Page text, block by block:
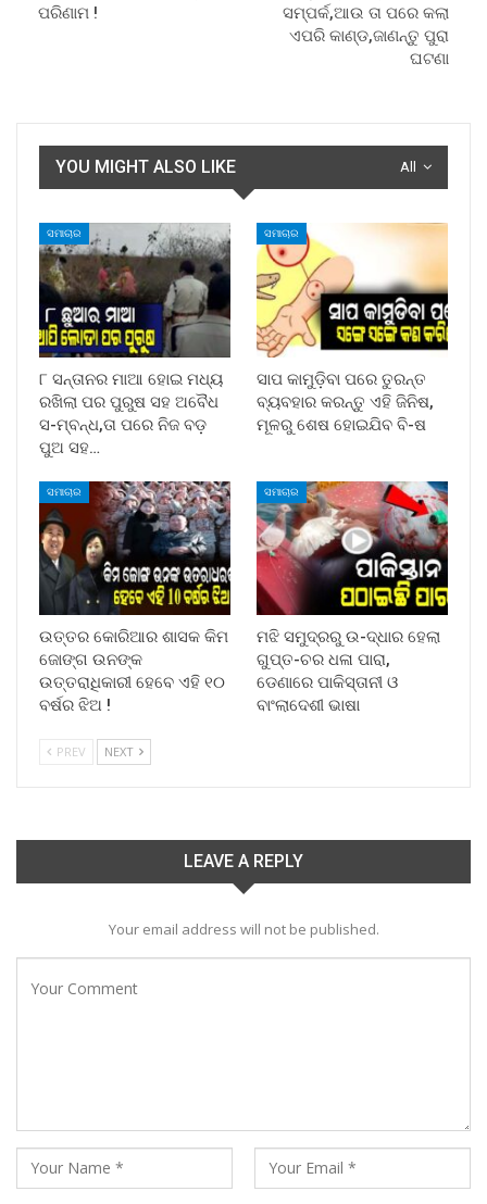
ପରିଣାମ !
ସମ୍ପର୍କ,ଆଉ ତା ପରେ କଲା
ଏପରି କାଣ୍ଡ,ଜାଣନ୍ତୁ ପୁରା
ଘଟଣା
All
YOU MIGHT ALSO LIKE
ସମାଚାର
୮ ସନ୍ତାନର ମାଆ ହୋଇ ମଧ୍ୟ
ରଖିଲା ପର ପୁରୁଷ ସହ ଅବୈଧ
ସ-ମ୍ବନ୍ଧ,ତା ପରେ ନିଜ ବଡ଼
ପୁଅ ସହ…
ସମାଚାର
ସାପ କାମୁଡ଼ିବା ପରେ ତୁରନ୍ତ
ବ୍ୟବହାର କରନ୍ତୁ ଏହି ଜିନିଷ,
ମୂଳରୁ ଶେଷ ହୋଇଯିବ ବି-ଷ
ସମାଚାର
ଉତ୍ତର କୋରିଆର ଶାସକ କିମ
ଜୋଙ୍ଗ ଉନଙ୍କ
ଉତ୍ତରାଧିକାରୀ ହେବେ ଏହି ୧୦
ବର୍ଷର ଝିଅ !
ସମାଚାର
ମଝି ସମୁଦ୍ରରୁ ଉ-ଦ୍ଧାର ହେଲା
ଗୁପ୍ତ-ଚର ଧଳା ପାରା,
ଡେଣାରେ ପାକିସ୍ତାନୀ ଓ
ବାଂଲାଦେଶୀ ଭାଷା
PREV NEXT
LEAVE A REPLY
Your email address will not be published.